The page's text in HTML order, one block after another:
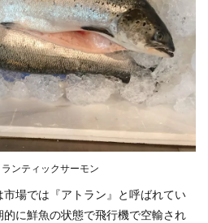
ランティックサーモン
場では『アトラン』と呼ばれてい
に鮮魚の状態で飛行機で空輸され